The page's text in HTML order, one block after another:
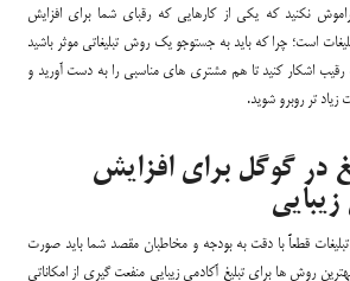
نکنید که یکی از کارهایی که رقبای شما برای افزایش
است؛ چرا که باید به جستوجو یک روش تبلیغاتی موثر باشید
رقیب اشکار کنید تا هم مشتری های مناسبی را به دست آورید و
تر روبرو شوید.
در گوگل برای افزایش
قطعاً با دقت به بودجه و مخاطبان مقصد شما باید صورت
روش ها برای تبلیغ آکادمی زیبایی منفعت گیری از امکاناتی